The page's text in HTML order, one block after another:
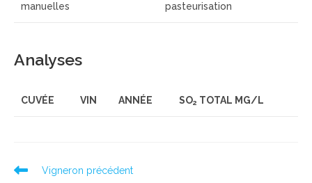
manuelles
pasteurisation
Analyses
CUVÉE VIN ANNÉE SO2 TOTAL MG/L
Read
Vigneron précédent